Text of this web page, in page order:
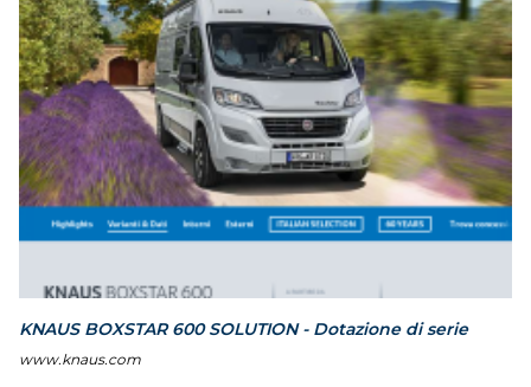
KNAUS BOXSTAR 600 SOLUTION - Dotazione di serie
www.knaus.com